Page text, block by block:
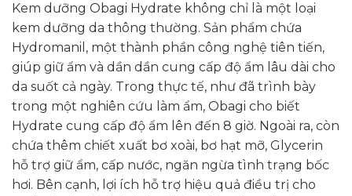
Kem dưỡng Obagi Hydrate không chỉ là một loại
kem dưỡng da thông thường. Sản phẩm chứa
Hydromanil, một thành phần công nghệ tiên tiến,
giúp giữ ẩm và dần dần cung cấp độ ẩm lâu dài cho
da suốt cả ngày. Trong thực tế, như đã trình bày
trong một nghiên cứu làm ẩm, Obagi cho biết
Hydrate cung cấp độ ẩm lên đến 8 giờ. Ngoài ra, còn
chứa thêm chiết xuất bơ xoài, bơ hạt mỡ, Glycerin
hỗ trợ giữ ẩm, cấp nước, ngăn ngừa tình trạng bốc
hơi. Bên cạnh, lợi ích hỗ trợ hiệu quả điều trị cho